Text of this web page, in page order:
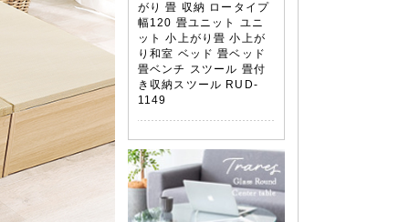
がり 畳 収納 ロータイプ
幅120 畳ユニット ユニ
ット 小上がり畳 小上が
り和室 ベッド 畳ベッド
畳ベンチ スツール 畳付
き収納スツール RUD-
1149